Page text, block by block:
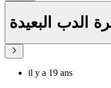
الدب البعيدة
il y a 19 ans